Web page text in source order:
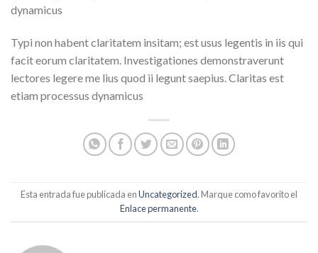
dynamicus
Typi non habent claritatem insitam; est usus legentis in iis qui
facit eorum claritatem. Investigationes demonstraverunt
lectores legere me lius quod ii legunt saepius. Claritas est
etiam processus dynamicus
Esta entrada fue publicada enUncategorized. Marque como favorito el
Enlace permanente.